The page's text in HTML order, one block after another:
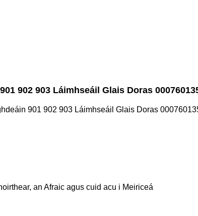
902 903 Láimhseáil Glais Doras
901 902 903 Láimhseáil Glais Doras
an Afraic agus cuid acu i Meiriceá